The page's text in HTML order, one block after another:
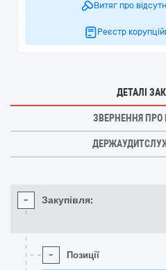
Витяг про
Реєстр
ДЕТАЛІ
ЗВЕРНЕННЯ
- Закупівля:
- Позиції